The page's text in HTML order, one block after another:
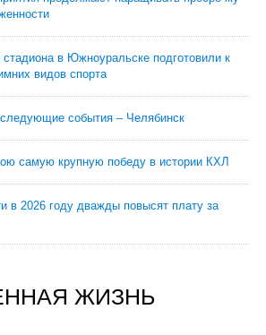
в Южноуральске подготовили к
видов спорта
события – Челябинск
самую крупную победу в истории КХЛ
в 2026 году дважды повысят плату за
ЖИЗНЬ